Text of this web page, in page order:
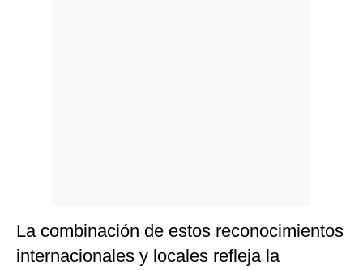
La combinación de estos reconocimientos
internacionales y locales refleja la